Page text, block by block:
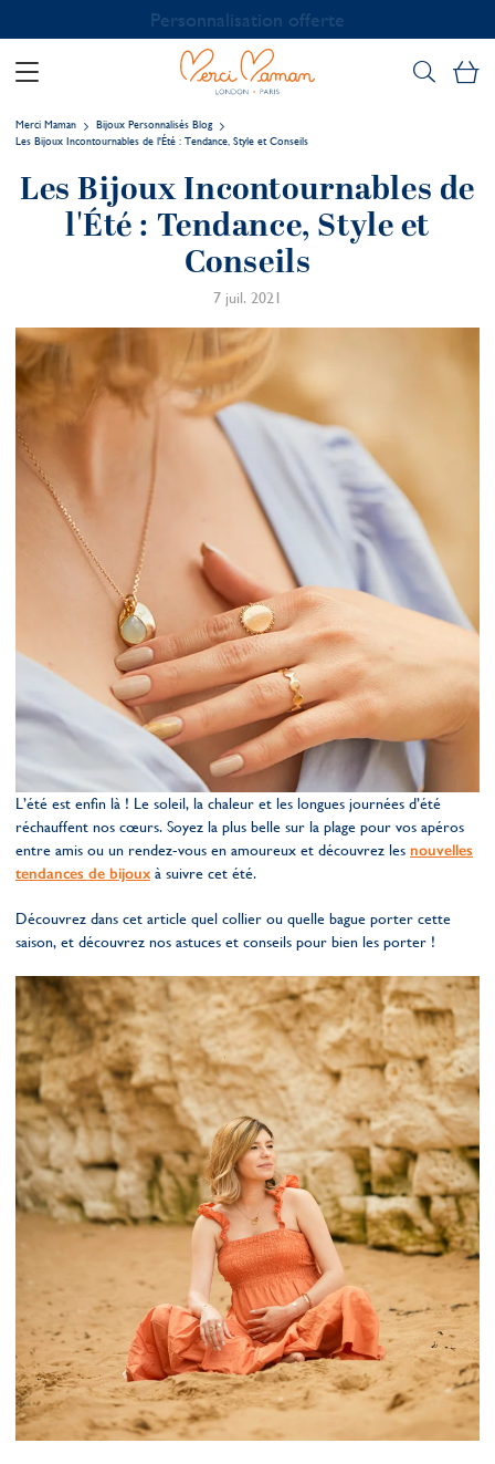
Personnalisation offerte
Merci Maman
Bijoux Personnalisés Blog
Les Bijoux Incontournables de l'Été : Tendance, Style et Conseils
Les Bijoux Incontournables de
l'Été : Tendance, Style et
Conseils
7 juil. 2021
L’été est enfin là ! Le soleil, la chaleur et les longues journées d’été
réchauffent nos cœurs. Soyez la plus belle sur la plage pour vos apéros
entre amis ou un rendez-vous en amoureux et découvrez les nouvelles
tendances de bijoux à suivre cet été.
Découvrez dans cet article quel collier ou quelle bague porter cette
saison, et découvrez nos astuces et conseils pour bien les porter !